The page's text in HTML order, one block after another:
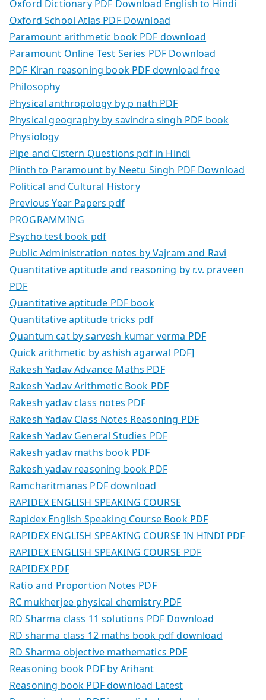
Oxford Dictionary PDF Download English to Hindi
Oxford School Atlas PDF Download
Paramount arithmetic book PDF download
Paramount Online Test Series PDF Download
PDF Kiran reasoning book PDF download free
Philosophy
Physical anthropology by p nath PDF
Physical geography by savindra singh PDF book
Physiology
Pipe and Cistern Questions pdf in Hindi
Plinth to Paramount by Neetu Singh PDF Download
Political and Cultural History
Previous Year Papers pdf
PROGRAMMING
Psycho test book pdf
Public Administration notes by Vajram and Ravi
Quantitative aptitude and reasoning by r.v. praveen
PDF
Quantitative aptitude PDF book
Quantitative aptitude tricks pdf
Quantum cat by sarvesh kumar verma PDF
Quick arithmetic by ashish agarwal PDF]
Rakesh Yadav Advance Maths PDF
Rakesh Yadav Arithmetic Book PDF
Rakesh yadav class notes PDF
Rakesh Yadav Class Notes Reasoning PDF
Rakesh Yadav General Studies PDF
Rakesh yadav maths book PDF
Rakesh yadav reasoning book PDF
Ramcharitmanas PDF download
RAPIDEX ENGLISH SPEAKING COURSE
Rapidex English Speaking Course Book PDF
RAPIDEX ENGLISH SPEAKING COURSE IN HINDI PDF
RAPIDEX ENGLISH SPEAKING COURSE PDF
RAPIDEX PDF
Ratio and Proportion Notes PDF
RC mukherjee physical chemistry PDF
RD Sharma class 11 solutions PDF Download
RD sharma class 12 maths book pdf download
RD Sharma objective mathematics PDF
Reasoning book PDF by Arihant
Reasoning book PDF download Latest